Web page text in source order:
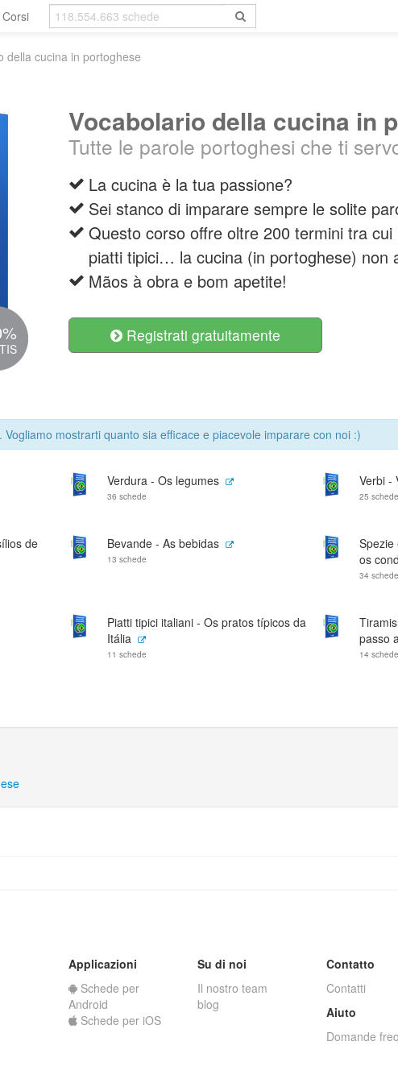
Corsi
della cucina in portoghese
Vocabolario della cucina in
Tutte le parole portoghesi che ti
La cucina è la tua passione?
Sei stanco di imparare sempre le solite
Questo corso offre oltre 200 termini tra cui
piatti tipici… la cucina (in portoghese) non
Mãos à obra e bom apetite!
Registrati gratuitamente
. Vogliamo mostrarti quanto sia efficace e piacevole imparare con noi :)
Verdura - Os legumes
36 schede
Verbi -
25 schede
de
Bevande - As bebidas
13 schede
Spezie
os
34 schede
Piatti tipici italiani - Os pratos típicos da
Itália
11 schede
passo
14 schede
Applicazioni
Schede per
Android
Schede per iOS
Su di noi
Il nostro team
blog
Contatto
Contatti
Aiuto
Domande